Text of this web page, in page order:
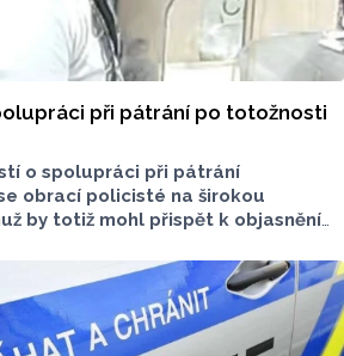
při pátrání po totožnosti
o spolupráci při pátrání
obrací policisté na širokou
by totiž mohl přispět k objasnění